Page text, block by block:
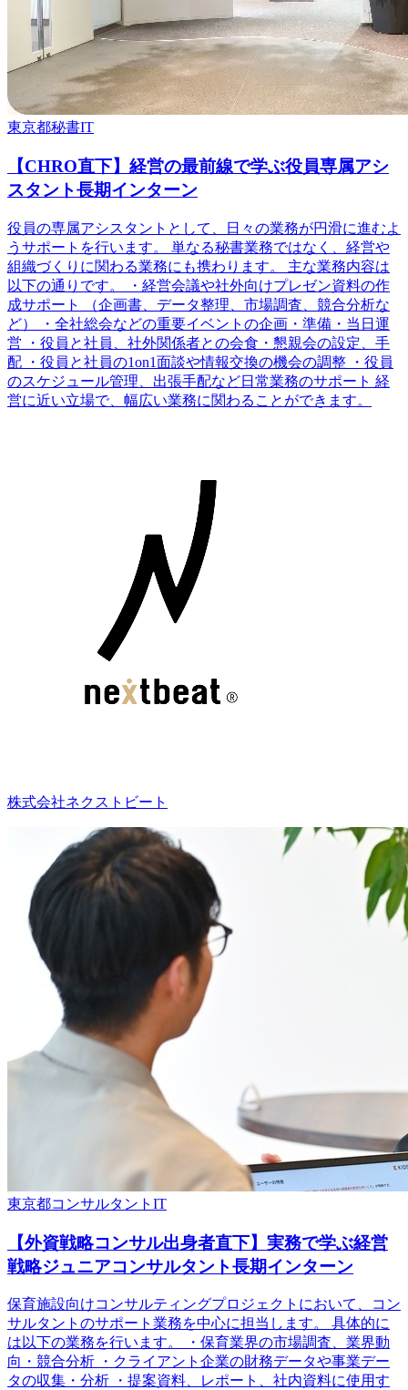
東京都秘書IT
【CHRO直下】経営の最前線で学ぶ役員専属アシ
スタント長期インターン
役員の専属アシスタントとして、日々の業務が円滑に進むよ
うサポートを行います。 単なる秘書業務ではなく、経営や
組織づくりに関わる業務にも携わります。 主な業務内容は
以下の通りです。 ・経営会議や社外向けプレゼン資料の作
成サポート （企画書、データ整理、市場調査、競合分析な
ど） ・全社総会などの重要イベントの企画・準備・当日運
営 ・役員と社員、社外関係者との会食・懇親会の設定、手
配 ・役員と社員の1on1面談や情報交換の機会の調整 ・役員
のスケジュール管理、出張手配など日常業務のサポート 経
営に近い立場で、幅広い業務に関わることができます。
株式会社ネクストビート
東京都コンサルタント IT
【外資戦略コンサル出身者直下】実務で学ぶ経営
戦略ジュニアコンサルタント長期インターン
保育施設向けコンサルティングプロジェクトにおいて、コン
サルタントのサポート業務を中心に担当します。 具体的に
は以下の業務を行います。 ・保育業界の市場調査、業界動
向・競合分析 ・クライアント企業の財務データや事業デー
タの収集・分析 ・提案資料、レポート、社内資料に使用す